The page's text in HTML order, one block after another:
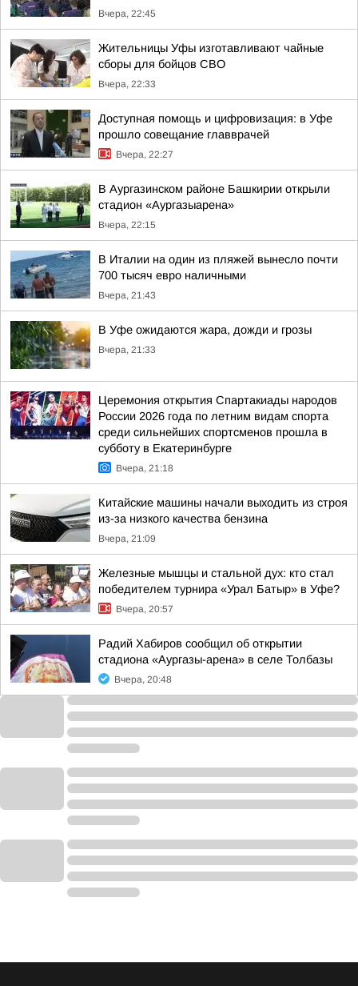
Вчера, 22:45
Жительницы Уфы изготавливают чайные
сборы для бойцов СВО
Вчера, 22:33
Доступная помощь и цифровизация: в Уфе
прошло совещание главврачей
Вчера, 22:27
В Аургазинском районе Башкирии открыли
стадион «Аургазыарена»
Вчера, 22:15
В Италии на один из пляжей вынесло почти
700 тысяч евро наличными
Вчера, 21:43
В Уфе ожидаются жара, дожди и грозы
Вчера, 21:33
Церемония открытия Спартакиады народов
России 2026 года по летним видам спорта
среди сильнейших спортсменов прошла в
субботу в Екатеринбурге
Вчера, 21:18
Китайские машины начали выходить из строя
из-за низкого качества бензина
Вчера, 21:09
Железные мышцы и стальной дух: кто стал
победителем турнира «Урал Батыр» в Уфе?
Вчера, 20:57
Радий Хабиров сообщил об открытии
стадиона «Аургазы-арена» в селе Толбазы
Вчера, 20:48